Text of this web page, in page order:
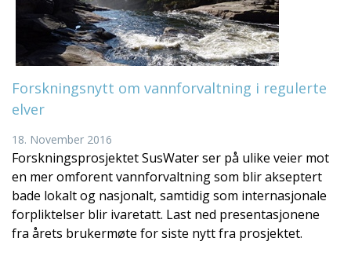
Forskningsnytt om vannforvaltning i regulerte
elver
18. November 2016
Forskningsprosjektet SusWater ser på ulike veier mot
en mer omforent vannforvaltning som blir akseptert
bade lokalt og nasjonalt, samtidig som internasjonale
forpliktelser blir ivaretatt. Last ned presentasjonene
fra årets brukermøte for siste nytt fra prosjektet.